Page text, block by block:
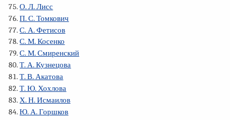
О. Л. Лисс
П. С. Томкович
С. А. Фетисов
С. М. Косенко
С. М. Смиренский
Т. А. Кузнецова
Т. В. Акатова
Т. Ю. Хохлова
Х. Н. Исмаилов
Ю. А. Горшков